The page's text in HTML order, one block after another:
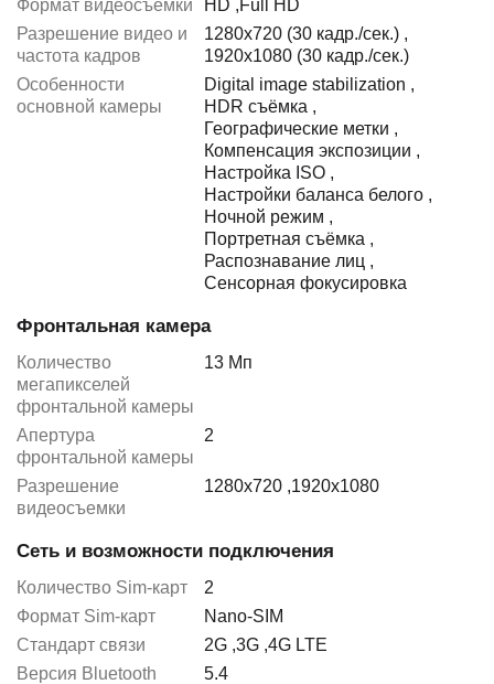
Формат видеосъёмки HD ,Full HD
Разрешение видео и
частота кадров
1280x720 (30 кадр./сек.) ,
1920x1080 (30 кадр./сек.)
Особенности
основной камеры
Digital image stabilization ,
HDR съёмка ,
Географические метки ,
Компенсация экспозиции ,
Настройка ISO ,
Настройки баланса белого ,
Ночной режим ,
Портретная съёмка ,
Распознавание лиц ,
Сенсорная фокусировка
Фронтальная камера
Количество
мегапикселей
фронтальной камеры
13 Мп
Апертура
фронтальной камеры
2
Разрешение
видеосъемки
1280x720 ,1920x1080
Сеть и возможности подключения
Количество Sim-карт
2
Формат Sim-карт
Nano-SIM
Стандарт связи
2G ,3G ,4G LTE
Версия Bluetooth
5.4